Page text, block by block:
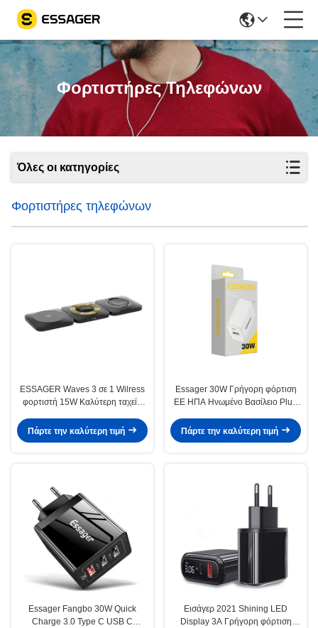
Φορτιστήρες Τηλεφώνων
Όλες οι κατηγορίες
Φορτιστήρες τηλεφώνων
ESSAGER Waves 3 σε 1 Wilress
φορτιστή 15W Καλύτερη ταχεία
τηλεφώνου
Πάρτε την καλύτερη τιμή
Essager 30W Γρήγορη φόρτιση
ΕΕ ΗΠΑ Ηνωμένο Βασίλειο Plug
κινητό τηλέφωνο Pad κινητό
τηλέφωνο
Πάρτε την καλύτερη τιμή
Essager Fangbo 30W Quick
Charge 3.0 Type C USB C
Εισάγερ 2021 Shining LED
Display 3A Γρήγορη φόρτιση